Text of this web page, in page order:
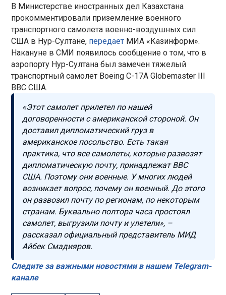
В Министерстве иностранных дел Казахстана
прокомментировали приземление военного
транспортного самолета военно-воздушных сил
США в Нур-Султане, передает МИА «Казинформ».
Накануне в СМИ появилось сообщение о том, что в
аэропорту Нур-Султана был замечен тяжелый
транспортный самолет Boeing C-17A Globemaster III
ВВС США.
«Этот самолет прилетел по нашей
договоренности с американской стороной. Он
доставил дипломатический груз в
американское посольство. Есть такая
практика, что все самолеты, которые развозят
дипломатическую почту, принадлежат ВВС
США. Поэтому они военные. У многих людей
возникает вопрос, почему он военный. До этого
он развозил почту по регионам, по некоторым
странам. Буквально полтора часа простоял
самолет, выгрузили почту и улетели», –
рассказал официальный представитель МИД
Айбек Смадияров.
Следите за важными новостями в нашем Telegram-
канале